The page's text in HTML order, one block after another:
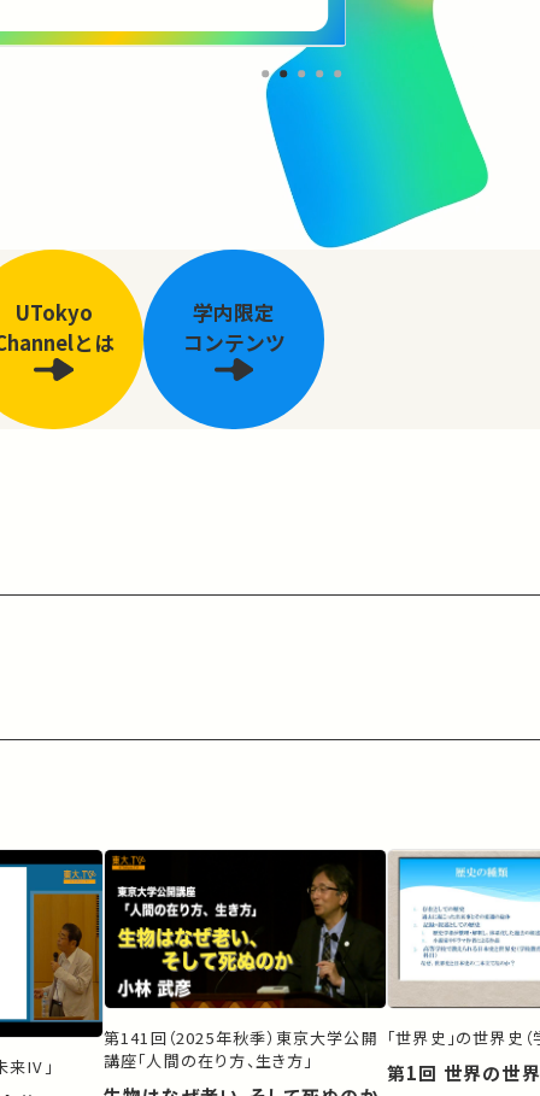
UTokyo
とは
学内限定
コンテンツ
来IV」
第141回（2025年秋季）東京大学公開
講座「人間の在り方、生き方」
「世界史」の世界史
第1回 世界の世